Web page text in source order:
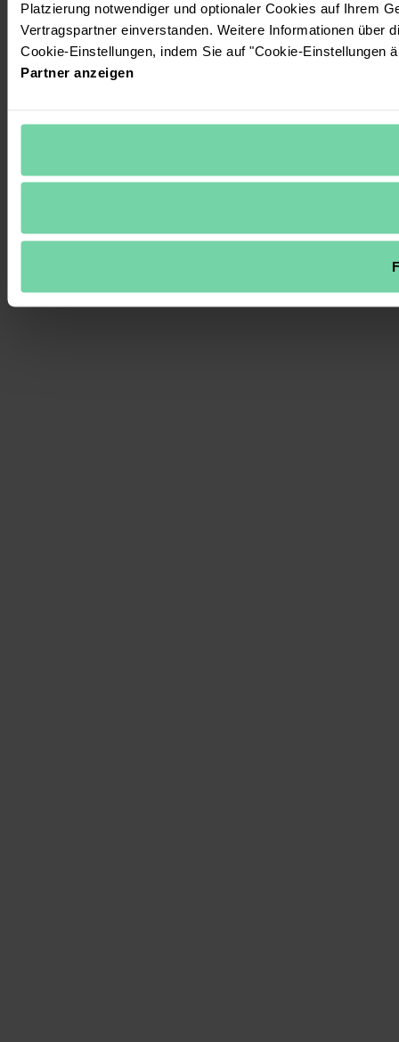
Platzierung notwendiger und optionaler Cookies auf Ihrem
Vertragspartner einverstanden. Weitere Informationen über
Cookie-Einstellungen, indem Sie auf "Cookie-Einstellungen
Partner anzeigen